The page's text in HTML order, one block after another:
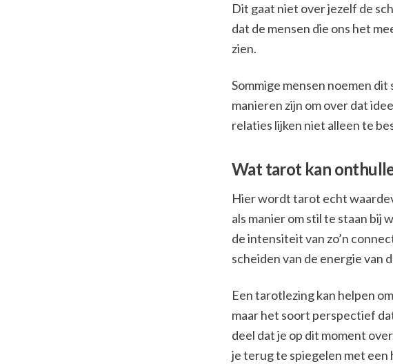
Dit gaat niet over jezelf de
dat de mensen die ons het
zien.
Sommige mensen noemen
manieren zijn om over dat
relaties lijken niet alleen te
Wat tarot kan
Hier wordt tarot echt
als manier om stil te staan bij
de intensiteit van zo’n
scheiden van de energie van
Een tarotlezing kan helpen
maar het soort perspectief
deel dat je op dit moment
je terug te spiegelen met